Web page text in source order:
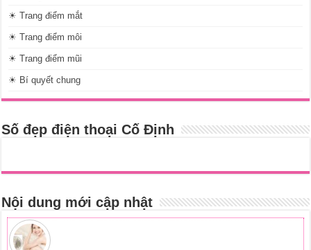
☀ Trang điểm mắt
☀ Trang điểm môi
☀ Trang điểm mũi
☀ Bí quyết chung
Số đẹp điện thoại Cố Định
Nội dung mới cập nhật